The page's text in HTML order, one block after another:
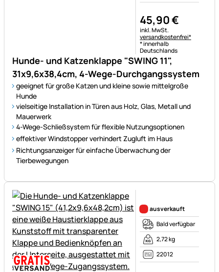
Hunde- und Katzenklappe "SWING 11",
31x9,6x38,4cm, 4-Wege-Durchgangssystem
geeignet für große Katzen und kleine sowie mittelgroße
Hunde
vielseitige Installation in Türen aus Holz, Glas, Metall und
Mauerwerk
4-Wege-Schließsystem für flexible Nutzungsoptionen
effektiver Windstopper verhindert Zugluft im Haus
Richtungsanzeiger für einfache Überwachung der
Tierbewegungen
45,90€
Steuerhinweis:
inkl. MwSt.
versandkostenfrei*
* innerhalb
Deutschlands
ausverkauft
Bald verfügbar
2,72 kg
22012